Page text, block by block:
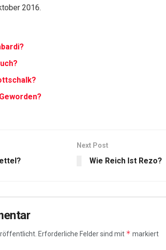
2016.
Next Post
Wie Reich Ist Rezo?
Erforderliche Felder sind mit * markiert